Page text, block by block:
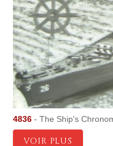
4836 - The Ship's
VOIR PLUS